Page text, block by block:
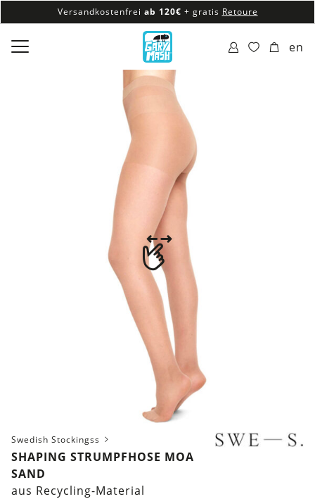
Versandkostenfrei ab 120€ + gratis Retoure
100% veganes & fair produziertes Sortiment
Versandkostenfrei ab 120€
en
Swedish Stockingss
SHAPING STRUMPFHOSE MOA
SAND
aus Recycling-Material